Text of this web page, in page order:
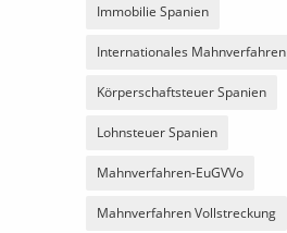
Immobilie Spanien
Internationales Mahnverfahren
Körperschaftsteuer Spanien
Lohnsteuer Spanien
Mahnverfahren-EuGVVo
Mahnverfahren Vollstreckung